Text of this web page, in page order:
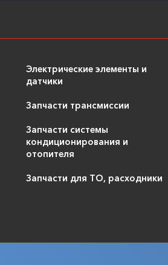
Электрические элементы и
датчики
Запчасти трансмиссии
Запчасти системы
кондиционирования и
отопителя
Запчасти для ТО, расходники